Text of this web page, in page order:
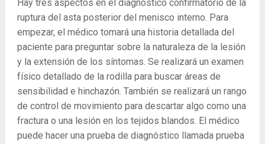
Hay tres aspectos en el diagnóstico confirmatorio de la
ruptura del asta posterior del menisco interno. Para
empezar, el médico tomará una historia detallada del
paciente para preguntar sobre la naturaleza de la lesión
y la extensión de los síntomas. Se realizará un examen
físico detallado de la rodilla para buscar áreas de
sensibilidad e hinchazón. También se realizará un rango
de control de movimiento para descartar algo como una
fractura o una lesión en los tejidos blandos. El médico
puede hacer una prueba de diagnóstico llamada prueba